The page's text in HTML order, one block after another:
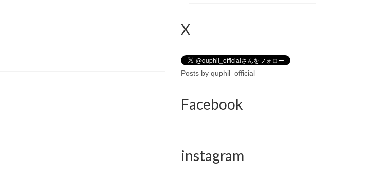
X
Posts by quphil_official
Facebook
instagram